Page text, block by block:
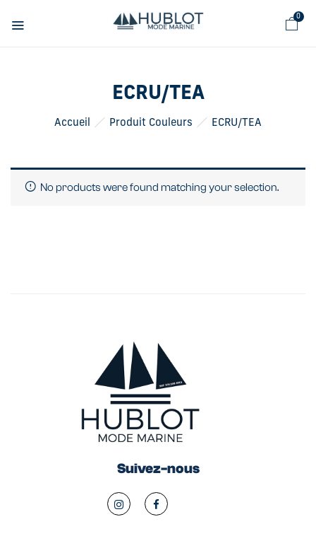
0
ECRU/TEA
Accueil Produit Couleurs ECRU/TEA
No products were found matching your selection.
Suivez-nous
Panneau de gestion des cookies